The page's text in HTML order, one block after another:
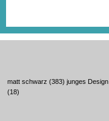
matt schwarz (383) junges Design
(18)